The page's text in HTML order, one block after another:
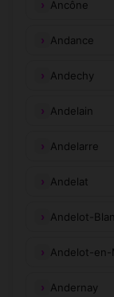
Ancône
Andance
Andechy
Andelain
Andelarre
Andelat
Andelot-
Andelot-en-
Andernay